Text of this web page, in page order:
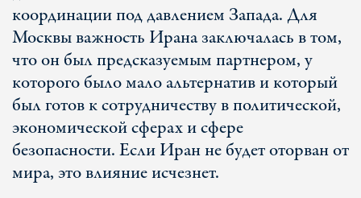
координации под давлением Запада. Для
Москвы важность Ирана заключалась в том,
что он был предсказуемым партнером, у
которого было мало альтернатив и который
был готов к сотрудничеству в политической,
экономической сферах и сфере
безопасности. Если Иран не будет оторван от
мира, это влияние исчезнет.